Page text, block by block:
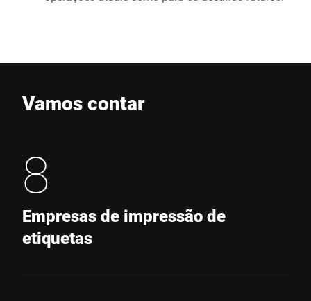
Vamos contar
8
Empresas de impressão de
etiquetas